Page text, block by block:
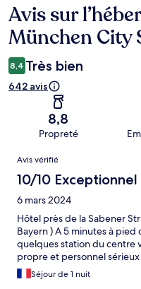
Avis
Avis sur
München City
8,4 Très bien
642 avis
8,8
Propreté
Avis
Avis vérifié
10/10 Exceptionnel
6 mars 2024
Hôtel près de la Sabener
Bayern ) A 5 minutes à
quelques station du centre
propre et personnel sérieux
Séjour de 1 nuit